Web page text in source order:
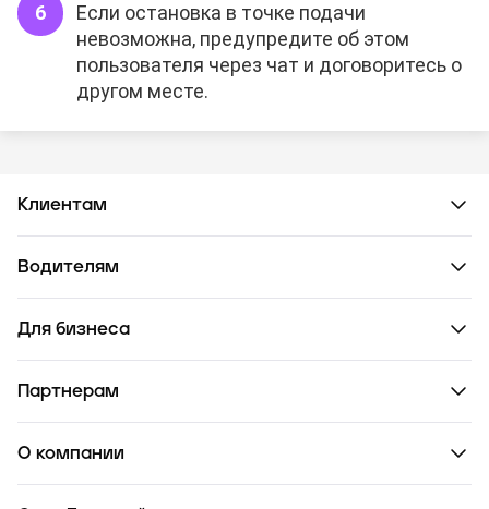
Если остановка в точке подачи
невозможна, предупредите об этом
пользователя через чат и договоритесь о
другом месте.
Клиентам
Водителям
Для бизнеса
Партнерам
О компании